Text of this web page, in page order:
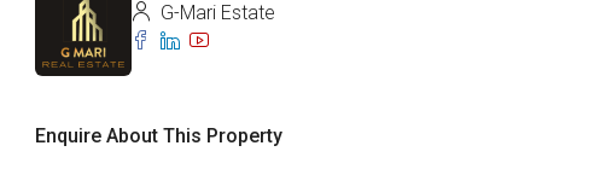
G-Mari Estate
Enquire About This Property